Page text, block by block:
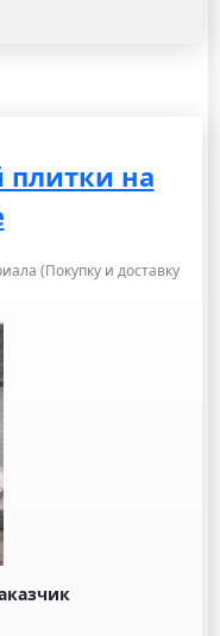
плитки на
(Покупку и доставку